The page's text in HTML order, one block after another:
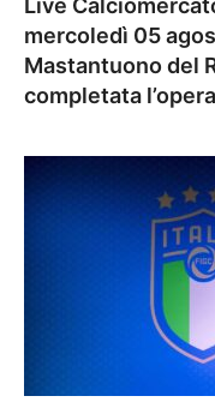
Live
mercoledì 05
Mastantuono del
completata